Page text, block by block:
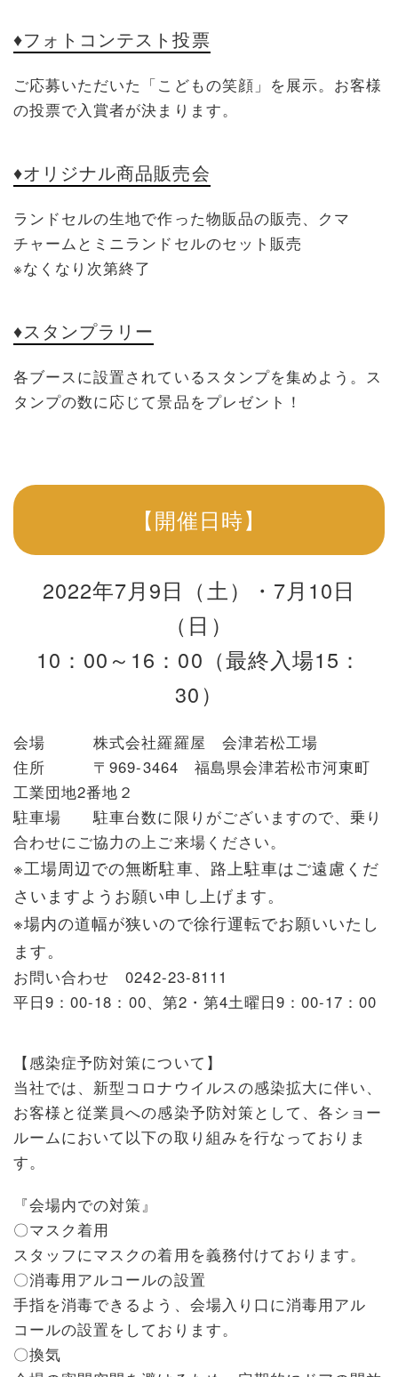
♦フォトコンテスト投票
ご応募いただいた「こどもの笑顔」を展示。お客様
の投票で入賞者が決まります。
♦オリジナル商品販売会
ランドセルの生地で作った物販品の販売、クマ
チャームとミニランドセルのセット販売
※なくなり次第終了
♦スタンプラリー
各ブースに設置されているスタンプを集めよう。ス
タンプの数に応じて景品をプレゼント！
【開催日時】
2022年7月9日（土）・7月10日
（日）
10：00～16：00（最終入場15：
30）
会場 株式会社羅羅屋 会津若松工場
住所 〒969-3464 福島県会津若松市河東町
工業団地2番地２
駐車場 駐車台数に限りがございますので、乗り
合わせにご協力の上ご来場ください。
※工場周辺での無断駐車、路上駐車はご遠慮くだ
さいますようお願い申し上げます。
※場内の道幅が狭いので徐行運転でお願いいたし
ます。
お問い合わせ0242-23-8111
平日9：00-18：00、第2・第4土曜日9：00-17：00
【感染症予防対策について】
当社では、新型コロナウイルスの感染拡大に伴い、
お客様と従業員への感染予防対策として、各ショー
ルームにおいて以下の取り組みを行なっておりま
す。
『会場内での対策』
〇マスク着用
スタッフにマスクの着用を義務付けております。
〇消毒用アルコールの設置
手指を消毒できるよう、会場入り口に消毒用アル
コールの設置をしております。
〇換気